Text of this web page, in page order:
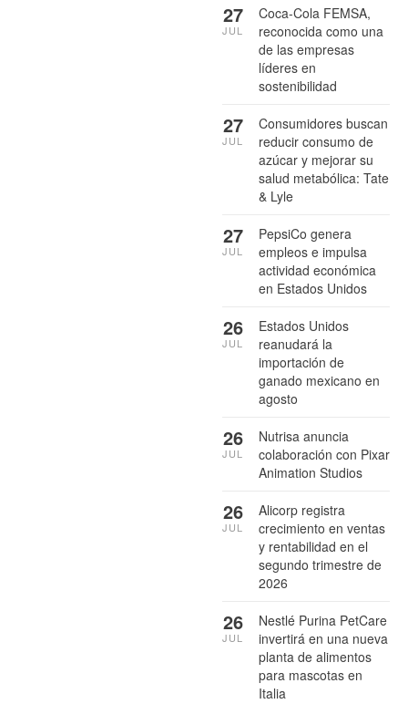
Coca-Cola FEMSA,
reconocida como una
de las empresas
líderes en
sostenibilidad
27
JUL
Consumidores buscan
reducir consumo de
azúcar y mejorar su
salud metabólica: Tate
& Lyle
27
JUL
PepsiCo genera
empleos e impulsa
actividad económica
en Estados Unidos
27
JUL
Estados Unidos
reanudará la
importación de
ganado mexicano en
agosto
26
JUL
Nutrisa anuncia
colaboración con Pixar
Animation Studios
26
JUL
Alicorp registra
crecimiento en ventas
y rentabilidad en el
segundo trimestre de
2026
26
JUL
Nestlé Purina PetCare
invertirá en una nueva
planta de alimentos
para mascotas en
Italia
26
JUL